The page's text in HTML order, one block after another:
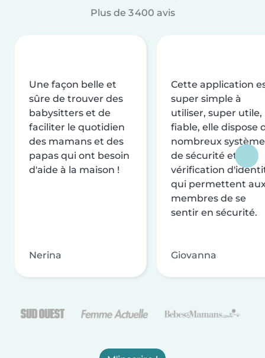
Plus de 3 400 avis
Une façon belle et
sûre de trouver des
babysitters et de
faciliter le quotidien
des mamans et des
papas qui ont besoin
d'aide à la maison !
Nerina
Cette application
super simple à
utiliser, super utile,
fiable, elle dispose
nombreux
de sécurité et de
vérification
qui permettent
membres de se
sentir en sécurité.
Giovanna